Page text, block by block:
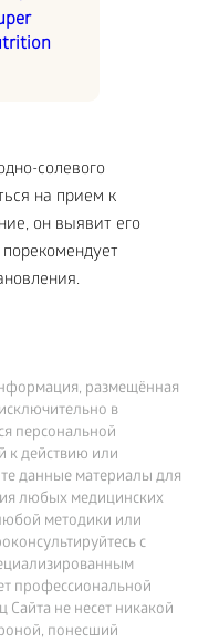
солевого
на прием к
он выявит его
размещённая
в
персональной
к действию или
данные материалы для
любых медицинских
методики или
с
профессиональной
Сайта не несет никакой
понесший